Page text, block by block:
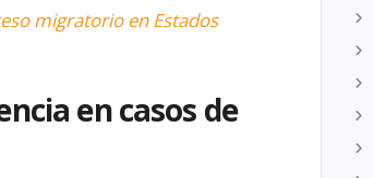
migratorio en Estados
en casos de